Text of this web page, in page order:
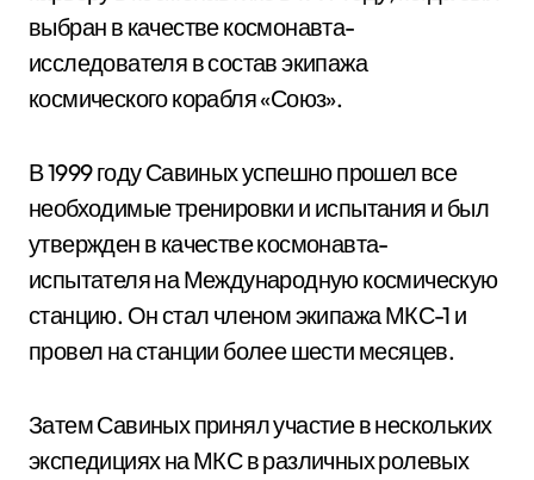
выбран в качестве космонавта-
исследователя в состав экипажа
космического корабля «Союз».
В 1999 году Савиных успешно прошел все
необходимые тренировки и испытания и был
утвержден в качестве космонавта-
испытателя на Международную космическую
станцию. Он стал членом экипажа МКС-1 и
провел на станции более шести месяцев.
Затем Савиных принял участие в нескольких
экспедициях на МКС в различных ролевых